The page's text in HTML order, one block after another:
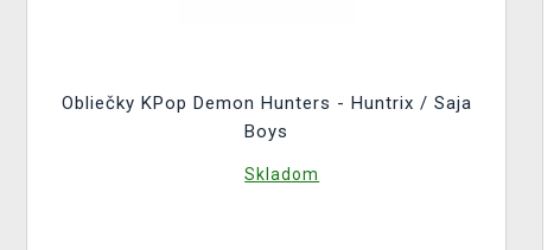
Obliečky KPop Demon Hunters - Huntrix / Saja
Boys
Skladom